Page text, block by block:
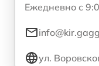
Ежедневно с
ул.